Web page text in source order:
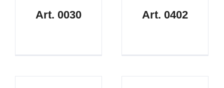
Art. 0030 Art. 0402